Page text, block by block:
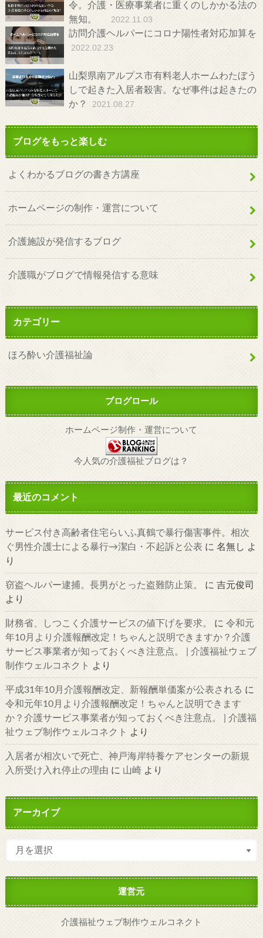
令。介護・医療事業者に重くのしかかる法の
無知。
2022.11.03
訪問介護ヘルパーにコロナ陽性者対応加算を
2022.02.23
山梨県南アルプス市有料老人ホームわたぼう
しで起きた入居者殺害。なぜ事件は起きたの
か？
2021.08.27
ブログをもっと楽しむ
よくわかるブログの書き方講座
ホームページの制作・運営について
介護施設が発信するブログ
介護職がブログで情報発信する意味
カテゴリー
ほろ酔い介護福祉論
ブログロール
ホームページ制作・運営について
今人気の介護福祉ブログは？
最近のコメント
サービス付き高齢者住宅らいふ真鶴で暴行傷害事件。相次
ぐ男性介護士による暴行→潔白・不起訴と公表 に 名無し よ
り
窃盗ヘルパー逮捕。長男がとった盗難防止策。 に 吉元俊司
より
財務省、しつこく介護サービスの値下げを要求。 に 令和元
年10月より介護報酬改定！ちゃんと説明できますか？介護
サービス事業者が知っておくべき注意点。 | 介護福祉ウェブ
制作ウェルコネクト
より
平成31年10月介護報酬改定、新報酬単価案が公表される に
令和元年10月より介護報酬改定！ちゃんと説明できます
か？介護サービス事業者が知っておくべき注意点。 | 介護福
祉ウェブ制作ウェルコネクト
より
入居者が相次いで死亡、神戸海岸特養ケアセンターの新規
入所受け入れ停止の理由 に 山崎より
アーカイブ
運営元
介護福祉ウェブ制作ウェルコネクト